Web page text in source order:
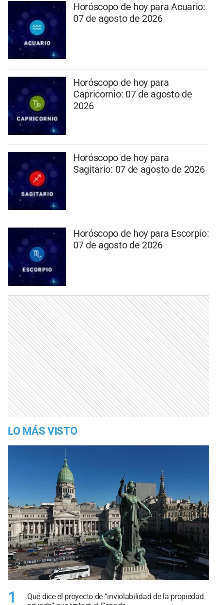
Horóscopo de hoy para Acuario:
07 de agosto de 2026
Horóscopo de hoy para
Capricornio: 07 de agosto de
2026
Horóscopo de hoy para
Sagitario: 07 de agosto de 2026
Horóscopo de hoy para Escorpio:
07 de agosto de 2026
LO MÁS VISTO
1
Qué dice el proyecto de “inviolabilidad de la propiedad